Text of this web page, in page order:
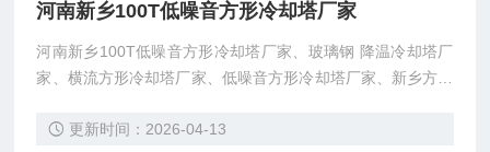
河南新乡100T低噪音方形冷却塔厂家
河南新乡100T低噪音方形冷却塔厂家、玻璃钢 降温冷却塔厂
家、横流方形冷却塔厂家、低噪音方形冷却塔厂家、新乡方形
东莞市菱兴冷却设备有限公司生产 ，厂价直销
更新时间：2026-04-13